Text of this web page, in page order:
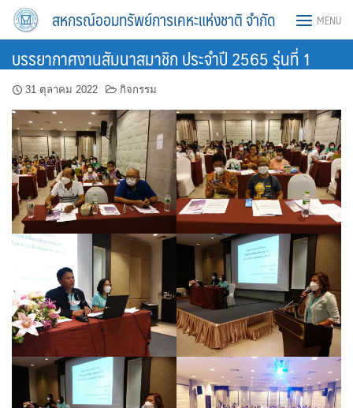
Skip
สหกรณ์ออมทรัพย์การเคหะแห่งชาติ จำกัด MENU
บรรยากาศงานสัมนาสมาชิก ประจำปี 2565 รุ่นที่ 1
31 ตุลาคม 2022 กิจกรรม